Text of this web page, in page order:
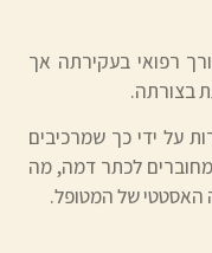
רפואי בעקירתה אך
בצורתה.
על ידי כך שמרכיבים
לכתר דמה, מה
של המטופל.